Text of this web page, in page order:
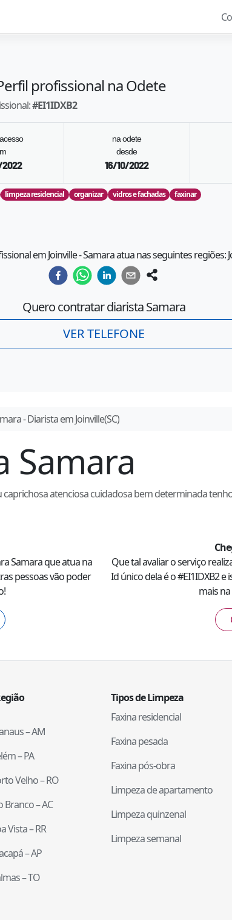
profissional na Odete
#EI1IDXB2
2022
na odete
desde
16/10/2022
limpeza residencial organizar vidros e fachadas faxinar
em Joinville - Samara atua nas seguintes regiões:
Quero contratar diaristaSamara
VER TELEFONE
- Diarista emJoinville(SC)
Samara
atenciosa cuidadosa bem determinada
Samaraque atua na
pessoas vão poder
Que tal avaliar o serviço
Id único dela é o #EI1IDXB2e
mais
–AM
–PA
Velho–RO
Branco–AC
Vista–RR
–AP
–TO
Tipos de Limpeza
Faxina residencial
Faxina pesada
Faxina pós-obra
Limpeza de apartamento
Limpeza quinzenal
Limpeza semanal